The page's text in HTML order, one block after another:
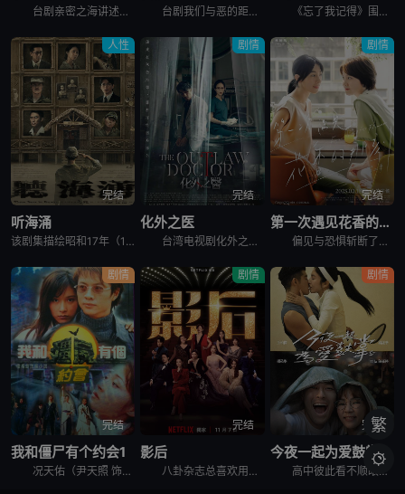
台剧亲密之海讲述的是：2003年，陈汉荣校园邂逅初恋，从此关于李宪宏，他无役不与。十年过去他守候依旧。李宪宏却告别过去，不但悄悄转移事业中心，满腹胸怀也不如往昔;与公司总经理晓雯长期婚外情，更为情 台剧我们与恶的距离2的故事从一场超市纵火案展开，24岁的嫌犯造成五死十二伤的惨剧，这案件成为施⾏国民法官制度后，首个可能判处死刑的案例。大火也烧出了六个家庭交织的命运，时有错过又彼此牵扯，他们背负 《忘了我记得》围绕着已婚女性程乐乐（谢盈萱饰）展开，她一边做脱口秀演员，一边兼职便利店员工。在平淡无奇的生活中，乐乐对未来充满希望和梦想，但却接连遭遇挑战。除了与丈夫张凯（霍建华饰）之间的婚姻危机
人性
完结
听海涌
该剧集描绘昭和17年（1942）， 日本从殖民地台湾大量征召台籍青年，替日军监看战争中捕获的盟军战俘；这些台籍战俘监视员们，卷入了一场冷血屠杀，被盟军检察官指控犯下「虐待战俘」的罪行。有些人因此再也没
剧情
完结
化外之医
台湾电视剧化外之医讲述的是：隐身在台打黑工的外籍医师范文宁（连炳发 饰）在一场气爆意外中，与神经外科女医师郑琬平（张钧甯 饰）携手救治病患，却也因此卷入医疗争议被迫逃亡，面对黑白势力的进逼，他们从
剧情
完结
第一次遇见花香的那刻2
偏见与恐惧斩断了怡敏和亭亭的高中恋情，成年后再次重逢，她们的爱情故事能否迎来幸福结局？天桥后分开的一年，怡敏（林辰唏 饰）和亭亭（程予希 饰）各自展开了新的人生。怡敏结束和仁修（李易 饰）的婚姻，
剧情
完结
我和僵尸有个约会1
况天佑（尹天照 饰）带着“儿子”况复生（张国权 饰）和常人一样生活在现代的香港闹市，少有人知他们的真实身份其实是吸血鬼，六十年前同时被僵尸王将臣（任达华 饰）所咬，因此不老不死，以父子相称相依为命
剧情
完结
影后
八卦杂志总喜欢用竞争视角去形容同期出道的薛亚之（谢盈萱 饰）和周凡（杨谨华 饰），但这一点都无伤这对好姊妹的友谊，因为一直以来她们都是彼此的依靠，直到薛亚之决定要嫁给李子齐（薛仕凌 饰）这天。而这
剧情
完结
今夜一起为爱鼓掌
高中彼此看不顺眼的佳晨（杨谨华 饰）和青语（陈嘉桦 饰），长大后青语因缘际会成为佳晨的性治疗个案，两人该如何在咨商与治疗的过程中，找到性与爱的平衡呢？ &nbsp; &nbsp; &nbsp; &
繁
